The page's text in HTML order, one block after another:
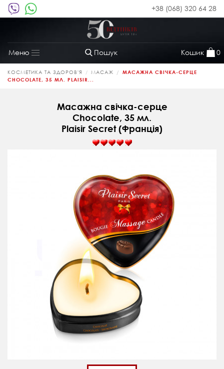
+38 (068) 320 64 28
Пошук Кошик 0
Меню
Toggle
navigation
КОСМЕТИКА ТА ЗДОРОВ'Я МАСАЖ
МАСАЖНА СВІЧКА-СЕРЦЕ
CHOCOLATE, 35 МЛ. PLAISIR...
Масажна свічка-серце
Chocolate, 35 мл.
Plaisir Secret (Франція)